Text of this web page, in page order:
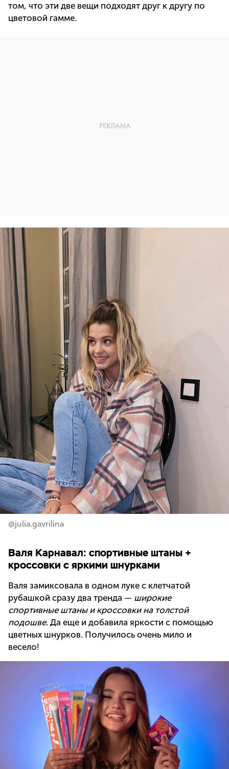
том, что эти две вещи подходят друг к другу по
цветовой гамме.
@julia.gavrilina
Валя Карнавал: спортивные штаны +
кроссовки с яркими шнурками
Валя замиксовала в одном луке с клетчатой
рубашкой сразу два тренда — широкие
спортивные штаны и кроссовки на толстой
подошве. Да еще и добавила яркости с помощью
цветных шнурков. Получилось очень мило и
весело!